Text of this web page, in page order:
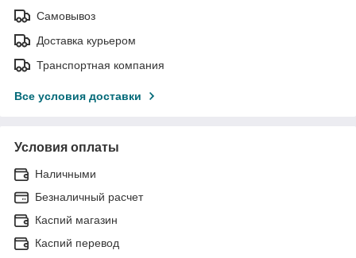
Самовывоз
Доставка курьером
Транспортная компания
Все условия доставки
Условия оплаты
Наличными
Безналичный расчет
Каспий магазин
Каспий перевод